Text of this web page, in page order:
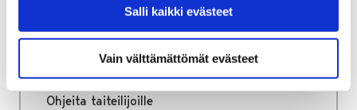
Salli kaikki evästeet
Vain välttämättömät evästeet
Vapaa-aika
Kulttuuri
Kulttuuritalo Annis
Avoin seinä -galleria
Ohjeita taiteilijoille